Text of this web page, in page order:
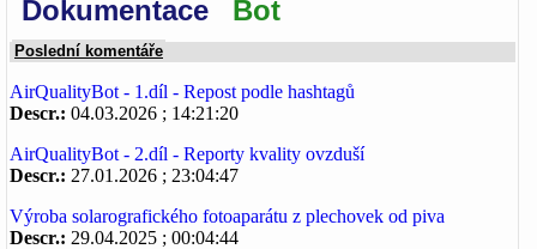
Dokumentace Bot
Poslední komentáře
AirQualityBot - 1.díl - Repost podle hashtagů
Descr.: 04.03.2026 ; 14:21:20
AirQualityBot - 2.díl - Reporty kvality ovzduší
Descr.: 27.01.2026 ; 23:04:47
Výroba solarografického fotoaparátu z plechovek od piva
Descr.: 29.04.2025 ; 00:04:44